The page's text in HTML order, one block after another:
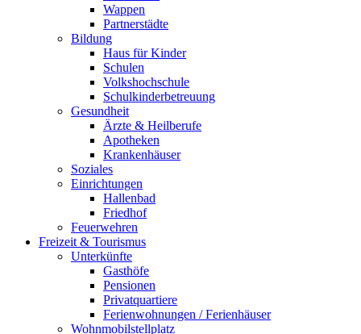
Wappen
Partnerstädte
Bildung
Haus für Kinder
Schulen
Volkshochschule
Schulkinderbetreuung
Gesundheit
Ärzte & Heilberufe
Apotheken
Krankenhäuser
Soziales
Einrichtungen
Hallenbad
Friedhof
Feuerwehren
Freizeit & Tourismus
Unterkünfte
Gasthöfe
Pensionen
Privatquartiere
Ferienwohnungen / Ferienhäuser
Wohnmobilstellplatz